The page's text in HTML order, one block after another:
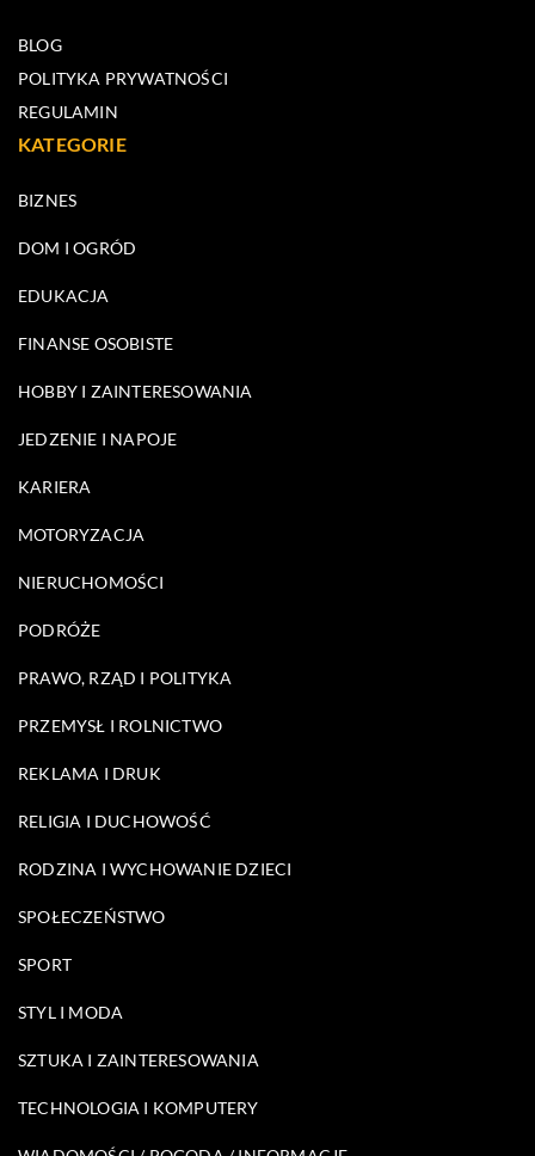
BLOG
POLITYKA PRYWATNOŚCI
REGULAMIN
KATEGORIE
BIZNES
DOM I OGRÓD
EDUKACJA
FINANSE OSOBISTE
HOBBY I ZAINTERESOWANIA
JEDZENIE I NAPOJE
KARIERA
MOTORYZACJA
NIERUCHOMOŚCI
PODRÓŻE
PRAWO, RZĄD I POLITYKA
PRZEMYSŁ I ROLNICTWO
REKLAMA I DRUK
RELIGIA I DUCHOWOŚĆ
RODZINA I WYCHOWANIE DZIECI
SPOŁECZEŃSTWO
SPORT
STYL I MODA
SZTUKA I ZAINTERESOWANIA
TECHNOLOGIA I KOMPUTERY